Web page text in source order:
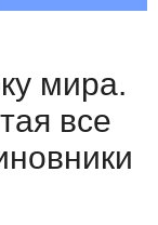
мира.
все